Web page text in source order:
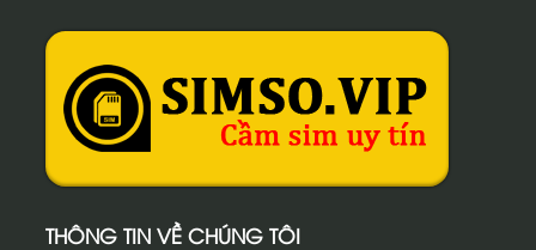
THÔNG TIN VỀ CHÚNG TÔI